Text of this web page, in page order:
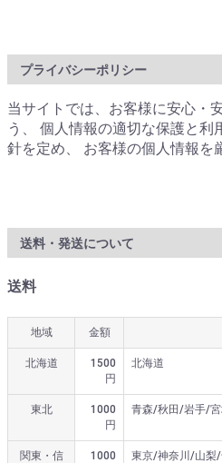
プライバシーポリシー
当サイトでは、お客様に安心・
う、 個人情報の適切な保護と
針を定め、 お客様の個人情報を
送料・発送について
送料
地域 金額
北海道
1500
円
北海道
東北
1000
円
青森/秋田/岩手/
関東・信
1000
東京/神奈川/山梨